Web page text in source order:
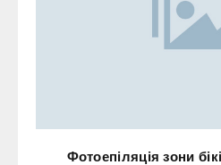
Фотоепіляція зони